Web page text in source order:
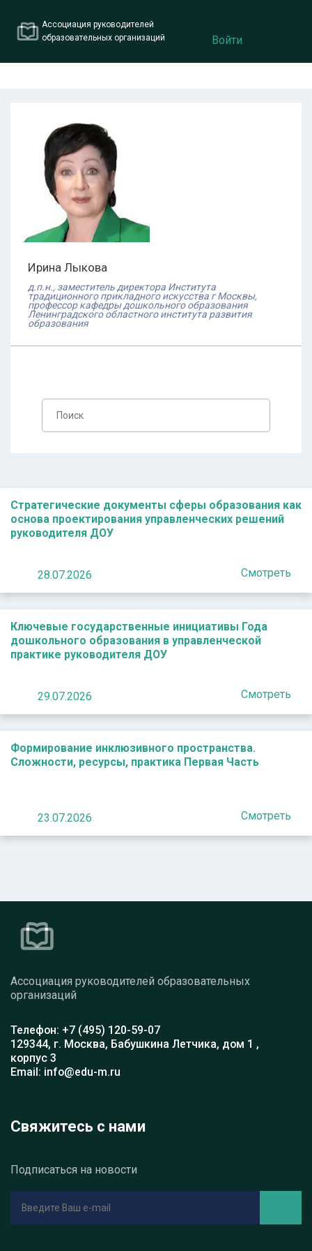
Ассоциация руководителей
образовательных организаций
Войти
Ирина Лыкова
д.п.н., заместитель директора Института
традиционного прикладного искусства г Москвы,
профессор кафедры дошкольного образования
Ленинградского областного института развития
образования
Стратегические документы сферы образования как
основа проектирования управленческих решений
руководителя ДОУ
28.07.2026 Смотреть
Ключевые государственные инициативы Года
дошкольного образования в управленческой
практике руководителя ДОУ
29.07.2026 Смотреть
Формирование инклюзивного пространства.
Сложности, ресурсы, практика Первая Часть
23.07.2026 Смотреть
Ассоциация руководителей образовательных
организаций
Телефон: +7 (495) 120-59-07
129344, г. Москва, Бабушкина Летчика, дом 1 ,
корпус 3
Email: info@edu-m.ru
Свяжитесь с нами
Подписаться на новости